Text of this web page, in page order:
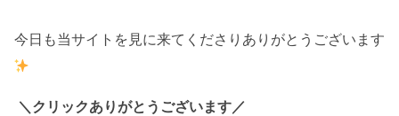
今日も当サイトを見に来てくださりありがとうございます
＼クリックありがとうございます／